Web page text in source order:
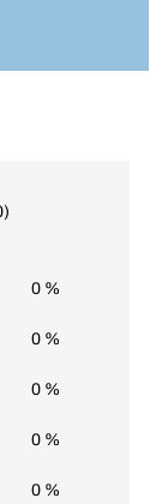
0 %
0 %
0 %
0 %
0 %